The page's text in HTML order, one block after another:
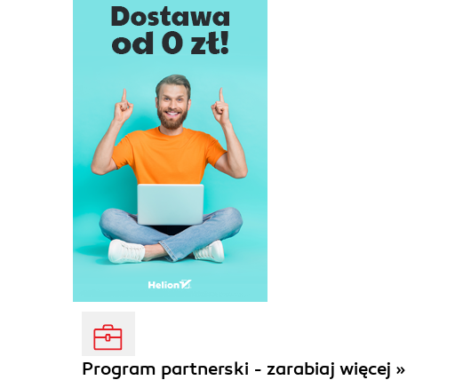
Program partnerski - zarabiaj więcej »